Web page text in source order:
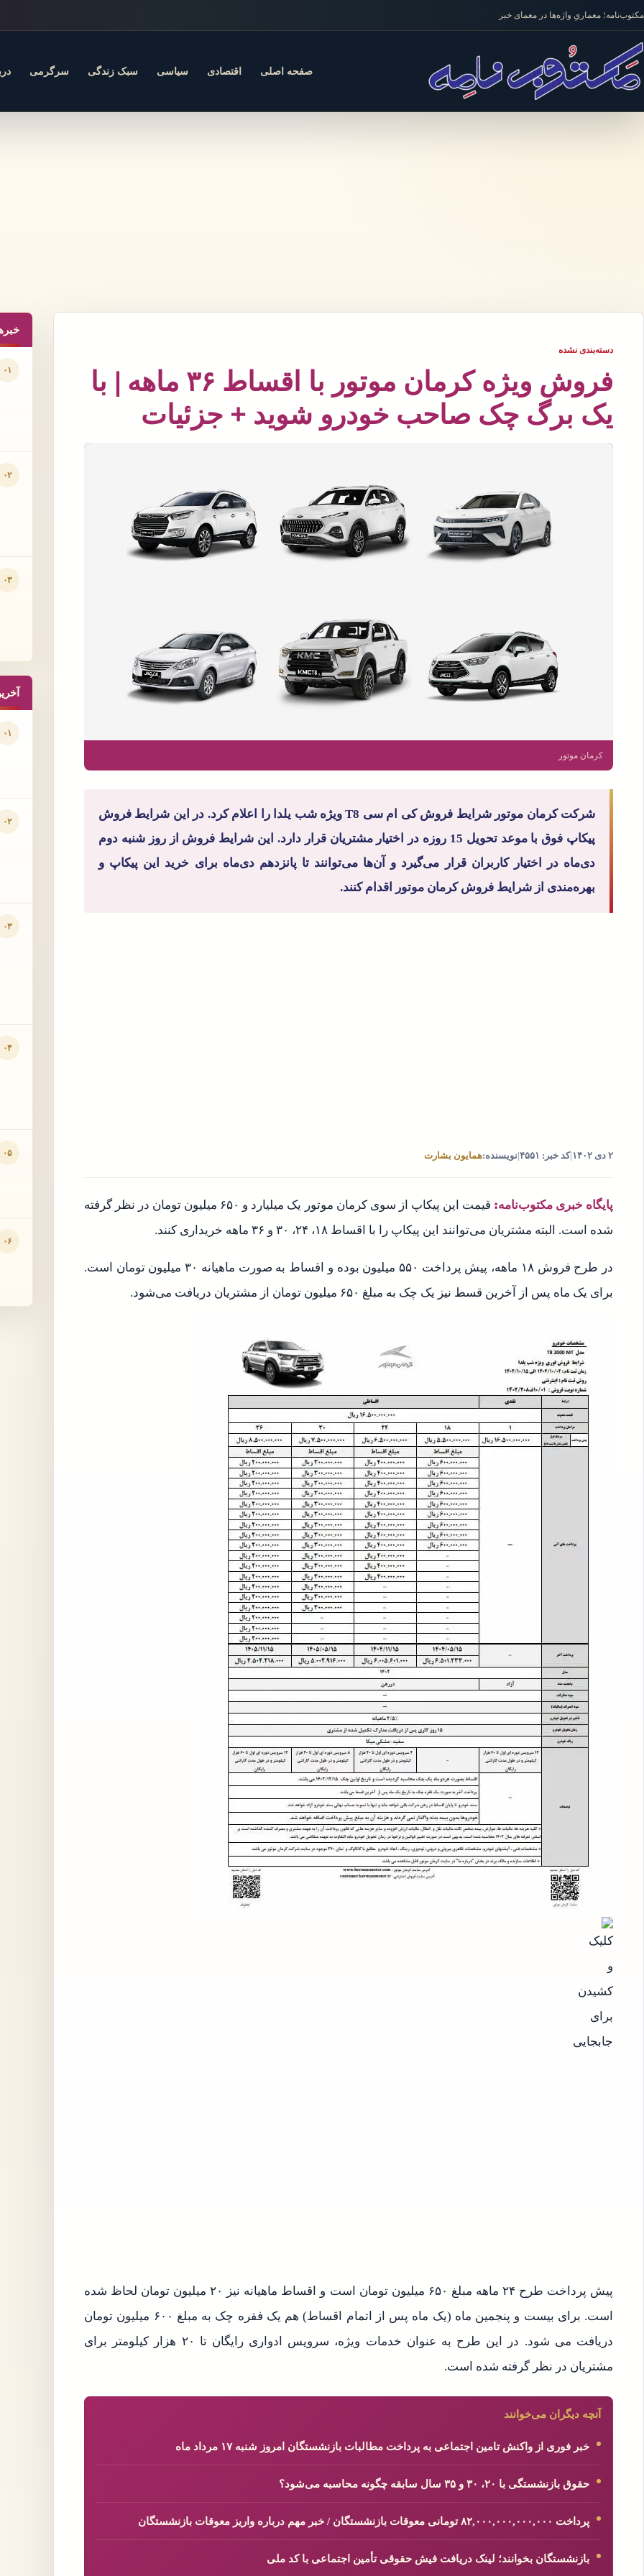
رفتن به محتوا
مکتوب‌نامه؛ معماریِ واژه‌ها در معمای خبر
صفحه اصلی اقتصادی سیاسی سبک زندگی سرگرمی
دسته‌بندی نشده
فروش ویژه کرمان موتور با اقساط ۳۶ ماهه | با
یک برگ چک صاحب خودرو شوید + جزئیات
کرمان موتور
شرکت کرمان موتور شرایط فروش کی ام سی T8 ویژه شب یلدا را اعلام کرد. در این شرایط فروش
پیکاپ فوق با موعد تحویل 15 روزه در اختیار مشتریان قرار دارد. این شرایط فروش از روز شنبه دوم
دی‌ماه در اختیار کاربران قرار می‌گیرد و آن‌ها می‌توانند تا پانزدهم دی‌ماه برای خرید این پیکاپ و
بهره‌مندی از شرایط فروش کرمان موتور اقدام کنند.
۲ دی ۱۴۰۲ |کد خبر: ۴۵۵۱ نویسنده:همایون بشارت
پایگاه خبری مکتوب‌نامه:
قیمت این پیکاپ از سوی کرمان موتور یک میلیارد و ۶۵۰ میلیون تومان در نظر گرفته
شده است. البته مشتریان می‌توانند این پیکاپ را با اقساط ۱۸، ۲۴، ۳۰ و ۳۶ ماهه خریداری کنند.
در طرح فروش ۱۸ ماهه، پیش پرداخت ۵۵۰ میلیون بوده و اقساط به صورت ماهیانه ۳۰ میلیون تومان است.
برای یک ماه پس از آخرین قسط نیز یک چک به مبلغ ۶۵۰ میلیون تومان از مشتریان دریافت می‌شود.
پیش پرداخت طرح ۲۴ ماهه مبلغ ۶۵۰ میلیون تومان است و اقساط ماهیانه نیز ۲۰ میلیون تومان لحاظ شده
است. برای بیست و پنجمین ماه (یک ماه پس از اتمام اقساط) هم یک فقره چک به مبلغ ۶۰۰ میلیون تومان
دریافت می شود. در این طرح به عنوان خدمات ویژه، سرویس ادواری رایگان تا ۲۰ هزار کیلومتر برای
مشتریان در نظر گرفته شده است.
آنچه دیگران می‌خوانند
خبر فوری از واکنش تامین اجتماعی به پرداخت مطالبات بازنشستگان امروز شنبه ۱۷ مرداد ماه
حقوق بازنشستگی با ۲۰، ۳۰ و ۳۵ سال سابقه چگونه محاسبه می‌شود؟
پرداخت ۸۲,۰۰۰,۰۰۰,۰۰۰,۰۰۰ تومانی معوقات بازنشستگان / خبر مهم درباره واریز معوقات بازنشستگان
بازنشستگان بخوانند؛ لینک دریافت فیش حقوقی تأمین اجتماعی با کد ملی
۰۱
۰۲
۰۳
۰۱
۰۲
۰۳
۰۴
۰۵
۰۶